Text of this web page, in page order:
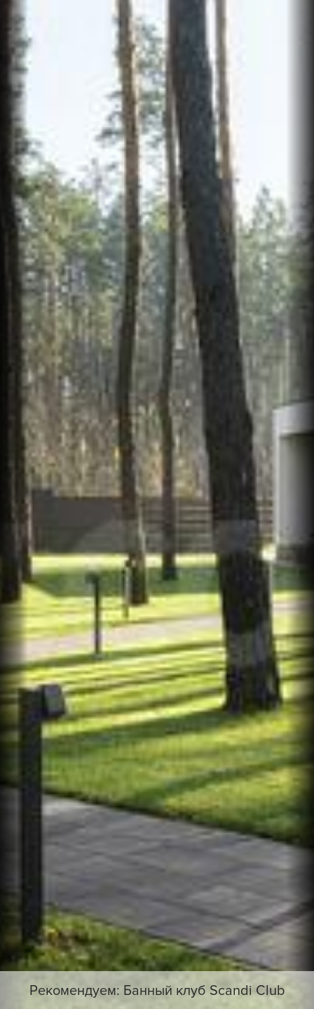
Рекомендуем: Банный клуб Scandi Club